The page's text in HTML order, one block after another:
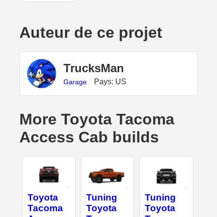
Auteur de ce projet
TrucksMan
Garage Pays: US
More Toyota Tacoma
Access Cab builds
Toyota
Tacoma
Tuning
Toyota
Tuning
Toyota